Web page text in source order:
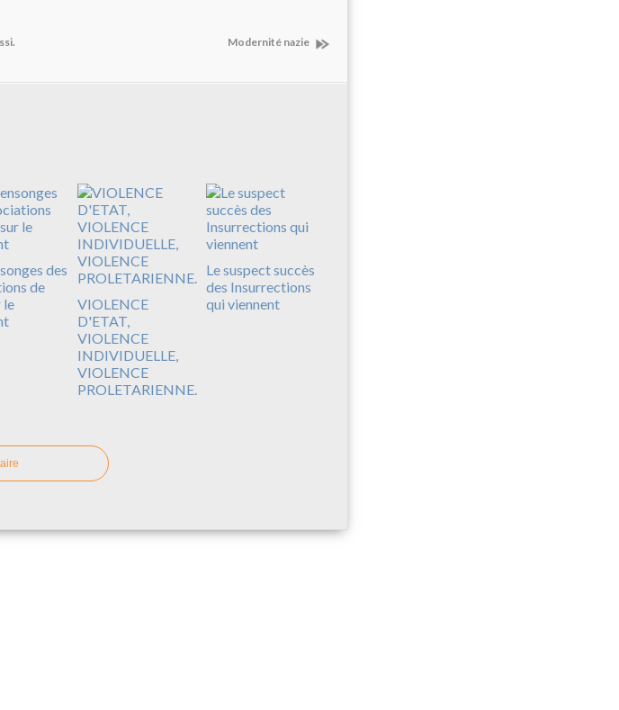
Modernité nazie
des
de
le
VIOLENCE
D'ETAT,
VIOLENCE
INDIVIDUELLE,
VIOLENCE
PROLETARIENNE.
Le suspect succès
des Insurrections
qui viennent